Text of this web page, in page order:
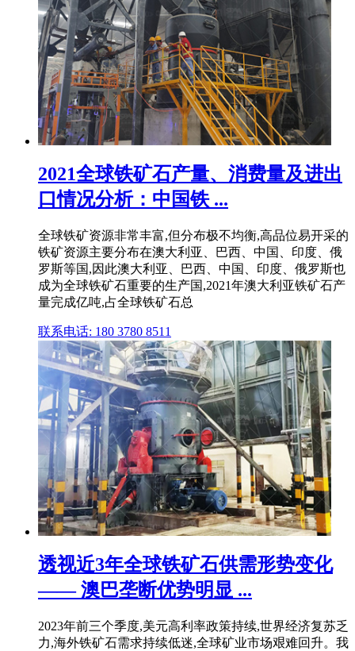
2021全球铁矿石产量、消费量及进出
口情况分析：中国铁 ...
全球铁矿资源非常丰富,但分布极不均衡,高品位易开采的
铁矿资源主要分布在澳大利亚、巴西、中国、印度、俄
罗斯等国,因此澳大利亚、巴西、中国、印度、俄罗斯也
成为全球铁矿石重要的生产国,2021年澳大利亚铁矿石产
量完成亿吨,占全球铁矿石总
联系电话: 180 3780 8511
透视近3年全球铁矿石供需形势变化
—— 澳巴垄断优势明显 ...
2023年前三个季度,美元高利率政策持续,世界经济复苏乏
力,海外铁矿石需求持续低迷,全球矿业市场艰难回升。我